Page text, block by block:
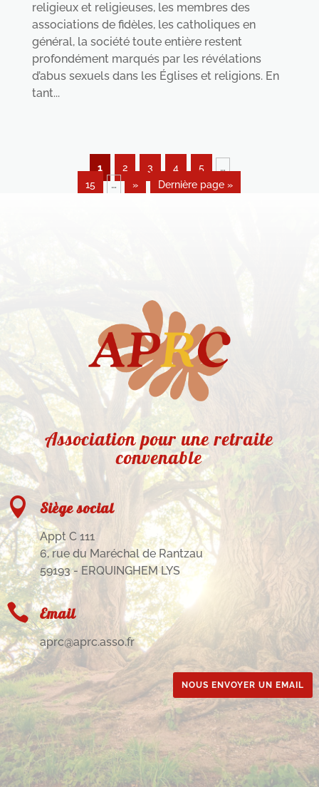
religieux et religieuses, les membres des
associations de fidèles, les catholiques en
général, la société toute entière restent
profondément marqués par les révélations
d’abus sexuels dans les Églises et religions. En
tant...
1 2 3 4 5 …
15 … » Dernière page »
Association pour une retraite
convenable
 Siège social
Appt C 111
6, rue du Maréchal de Rantzau
59193 - ERQUINGHEM LYS
 Email
aprc@aprc.asso.fr
NOUS ENVOYER UN EMAIL